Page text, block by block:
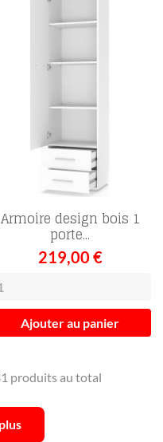
Armoire design bois 1
porte...
219,00 €
Ajouter au panier
produits au total